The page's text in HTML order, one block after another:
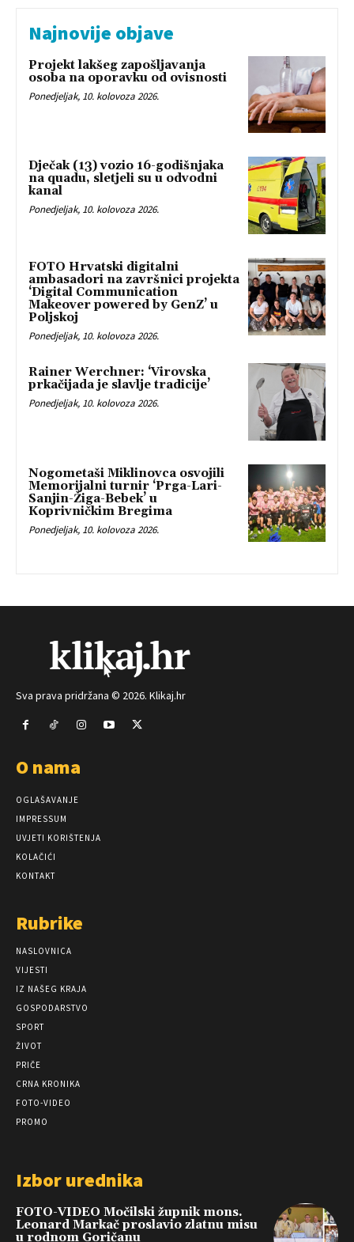
Najnovije objave
Projekt lakšeg zapošljavanja
osoba na oporavku od ovisnosti
Ponedjeljak, 10. kolovoza 2026.
Dječak (13) vozio 16-godišnjaka
na quadu, sletjeli su u odvodni
kanal
Ponedjeljak, 10. kolovoza 2026.
FOTO Hrvatski digitalni
ambasadori na završnici projekta
‘Digital Communication
Makeover powered by GenZ’ u
Poljskoj
Ponedjeljak, 10. kolovoza 2026.
Rainer Werchner: ‘Virovska
prkačijada je slavlje tradicije’
Ponedjeljak, 10. kolovoza 2026.
Nogometaši Miklinovca osvojili
Memorijalni turnir ‘Prga-Lari-
Sanjin-Žiga-Bebek’ u
Koprivničkim Bregima
Ponedjeljak, 10. kolovoza 2026.
Sva prava pridržana © 2026. Klikaj.hr
O nama
OGLAŠAVANJE
IMPRESSUM
UVJETI KORIŠTENJA
KOLAČIĆI
KONTAKT
Rubrike
NASLOVNICA
VIJESTI
IZ NAŠEG KRAJA
GOSPODARSTVO
SPORT
ŽIVOT
PRIČE
CRNA KRONIKA
FOTO-VIDEO
PROMO
Izbor urednika
FOTO-VIDEO Močilski župnik mons.
Leonard Markač proslavio zlatnu misu
u rodnom Goričanu